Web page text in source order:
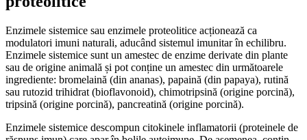
Enzimele sistemice sau enzimele proteolitice acționează ca
modulatori imuni naturali, aducând sistemul imunitar în echilibru.
Enzimele sistemice sunt un amestec de enzime derivate din plante
sau de origine animală și pot conține un amestec din următoarele
ingrediente: bromelaină (din ananas), papaină (din papaya), rutină
sau rutozid trihidrat (bioflavonoid), chimotripsină (origine porcină),
tripsină (origine porcină), pancreatină (origine porcină).
Enzimele sistemice descompun citokinele inflamatorii (proteinele de